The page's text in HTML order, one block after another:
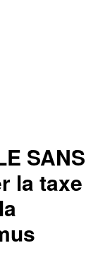
SANS
la taxe